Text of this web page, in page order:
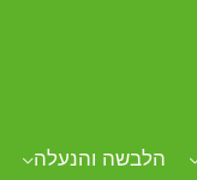
הלבשה והנעלה
התחברות